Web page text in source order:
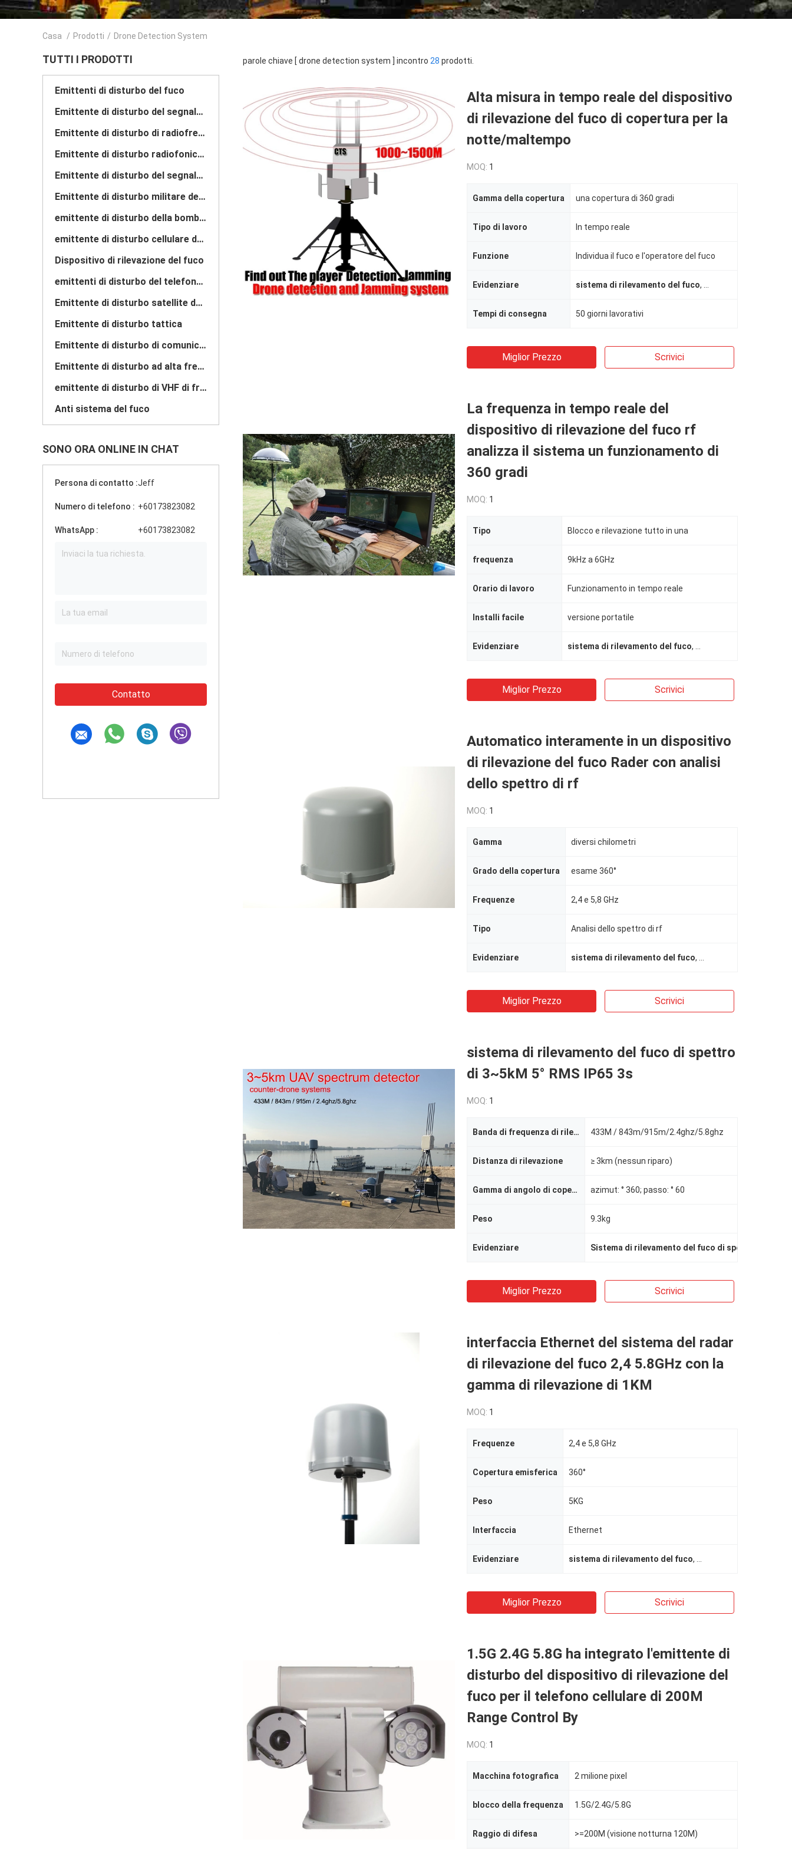
Casa / Prodotti / Drone Detection System
TUTTI I PRODOTTI
Emittenti di disturbo del fuco
Emittente di disturbo del segnale radio
Emittente di disturbo di radiofrequenza
Emittente di disturbo radiofonica del fuco
Emittente di disturbo del segnale della bomba
Emittente di disturbo militare del fuco
emittente di disturbo della bomba del convoglio
emittente di disturbo cellulare del segnale
Dispositivo di rilevazione del fuco
emittenti di disturbo del telefono di cella di prigione
Emittente di disturbo satellite del segnale
Emittente di disturbo tattica
Emittente di disturbo di comunicazione
Emittente di disturbo ad alta frequenza
emittente di disturbo di VHF di frequenza ultraelevata
Anti sistema del fuco
SONO ORA ONLINE IN CHAT
Persona di contatto :Jeff
Numero di telefono : +60173823082
WhatsApp : +60173823082
Contatto
parole chiave [ drone detection system ] incontro 28 prodotti.
Alta misura in tempo reale del dispositivo
di rilevazione del fuco di copertura per la
notte/maltempo
MOQ: 1
Gamma della copertura una copertura di 360 gradi
Tipo di lavoro In tempo reale
Funzione Individua il fuco e l'operatore del fuco
Evidenziare sistema di rilevamento del fuco,
Tempi di consegna 50 giorni lavorativi
Miglior Prezzo Scrivici
La frequenza in tempo reale del
dispositivo di rilevazione del fuco rf
analizza il sistema un funzionamento di
360 gradi
MOQ: 1
Tipo Blocco e rilevazione tutto in una
frequenza 9kHz a 6GHz
Orario di lavoro Funzionamento in tempo reale
Installi facile versione portatile
Evidenziare sistema di rilevamento del fuco,
Miglior Prezzo Scrivici
Automatico interamente in un dispositivo
di rilevazione del fuco Rader con analisi
dello spettro di rf
MOQ: 1
Gamma diversi chilometri
Grado della copertura esame 360°
Frequenze 2,4 e 5,8 GHz
Tipo Analisi dello spettro di rf
Evidenziare sistema di rilevamento del fuco,
Miglior Prezzo Scrivici
sistema di rilevamento del fuco di spettro
di 3~5kM 5° RMS IP65 3s
MOQ: 1
Banda di frequenza di rilevazione 433M / 843m/915m/2.4ghz/5.8ghz
Distanza di rilevazione ≥ 3km (nessun riparo)
Gamma di angolo di copertura azimut: ° 360; passo: ° 60
Peso 9.3kg
Evidenziare Sistema di rilevamento del fuco di spettro di IP65
Miglior Prezzo Scrivici
interfaccia Ethernet del sistema del radar
di rilevazione del fuco 2,4 5.8GHz con la
gamma di rilevazione di 1KM
MOQ: 1
Frequenze 2,4 e 5,8 GHz
Copertura emisferica 360°
Peso 5KG
Interfaccia Ethernet
Evidenziare sistema di rilevamento del fuco,
Miglior Prezzo Scrivici
1.5G 2.4G 5.8G ha integrato l'emittente di
disturbo del dispositivo di rilevazione del
fuco per il telefono cellulare di 200M
Range Control By
MOQ: 1
Macchina fotografica 2 milione pixel
blocco della frequenza 1.5G/2.4G/5.8G
Raggio di difesa >=200M (visione notturna 120M)